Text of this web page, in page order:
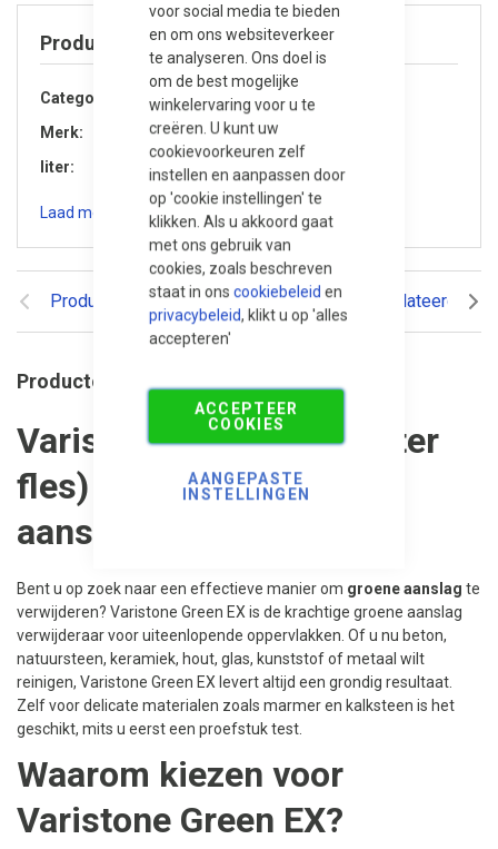
voor social media te bieden
en om ons websiteverkeer
te analyseren. Ons doel is
om de best mogelijke
winkelervaring voor u te
creëren. U kunt uw
cookievoorkeuren zelf
instellen en aanpassen door
op 'cookie instellingen' te
klikken. Als u akkoord gaat
met ons gebruik van
cookies, zoals beschreven
staat in ons cookiebeleid en
privacybeleid, klikt u op 'alles
accepteren'
ACCEPTEER
COOKIES
AANGEPASTE
INSTELLINGEN
Productomschrijving Reviews Gerelateerde
Productomschrijving
Varistone Green EX (1 liter
fles) - Groene
aanslagverwijderaar
Bent u op zoek naar een effectieve manier om groene aanslag te
verwijderen? Varistone Green EX is de krachtige groene aanslag
verwijderaar voor uiteenlopende oppervlakken. Of u nu beton,
natuursteen, keramiek, hout, glas, kunststof of metaal wilt
reinigen, Varistone Green EX levert altijd een grondig resultaat.
Zelf voor delicate materialen zoals marmer en kalksteen is het
geschikt, mits u eerst een proefstuk test.
Waarom kiezen voor
Varistone Green EX?
Product specificaties
Categorie
Accessoires
Merk
Varistone
liter
Laad meer specificaties